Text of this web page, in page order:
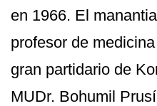
en 1966. El
profesor de
gran partidario de
MUDr. Bohumil